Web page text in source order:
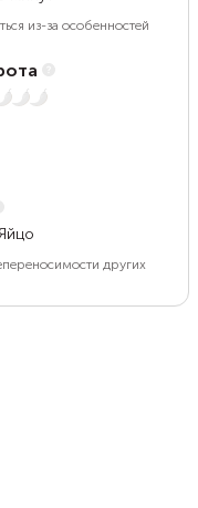
из-за особенностей
других